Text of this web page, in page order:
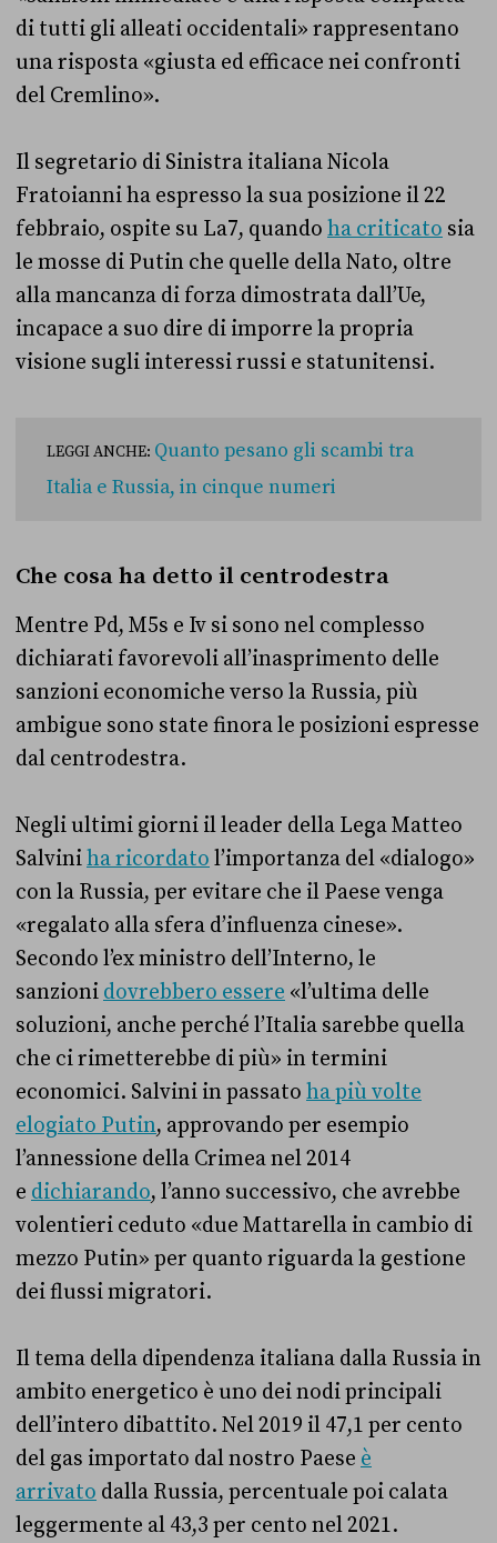
di tutti gli alleati occidentali» rappresentano
una risposta «giusta ed efficace nei confronti
del Cremlino».
Il segretario di Sinistra italiana Nicola
Fratoianni ha espresso la sua posizione il 22
febbraio, ospite su La7, quando ha criticato sia
le mosse di Putin che quelle della Nato, oltre
alla mancanza di forza dimostrata dall’Ue,
incapace a suo dire di imporre la propria
visione sugli interessi russi e statunitensi.
LEGGI ANCHE: Quanto pesano gli scambi tra
Italia e Russia, in cinque numeri
Che cosa ha detto il centrodestra
Mentre Pd, M5s e Iv si sono nel complesso
dichiarati favorevoli all’inasprimento delle
sanzioni economiche verso la Russia, più
ambigue sono state finora le posizioni espresse
dal centrodestra.
Negli ultimi giorni il leader della Lega Matteo
Salviniha ricordato l’importanza del «dialogo»
con la Russia, per evitare che il Paese venga
«regalato alla sfera d’influenza cinese».
Secondo l’ex ministro dell’Interno, le
sanzioni dovrebbero essere «l’ultima delle
soluzioni, anche perché l’Italia sarebbe quella
che ci rimetterebbe di più» in termini
economici. Salvini in passato ha più volte
elogiato Putin, approvando per esempio
l’annessione della Crimea nel 2014
e dichiarando, l’anno successivo, che avrebbe
volentieri ceduto «due Mattarella in cambio di
mezzo Putin» per quanto riguarda la gestione
dei flussi migratori.
Il tema della dipendenza italiana dalla Russia in
ambito energetico è uno dei nodi principali
dell’intero dibattito. Nel 2019 il 47,1 per cento
del gas importato dal nostro Paese è
arrivato dalla Russia, percentuale poi calata
leggermente al 43,3 per cento nel 2021.